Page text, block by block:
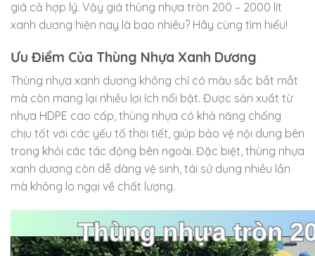
giá cả hợp lý. Vậy giá thùng nhựa tròn 200 – 2000 lít
xanh dương hiện nay là bao nhiêu? Hãy cùng tìm hiểu!
Ưu Điểm Của Thùng Nhựa Xanh Dương
Thùng nhựa xanh dương không chỉ có màu sắc bắt mắt
mà còn mang lại nhiều lợi ích nổi bật. Được sản xuất từ
nhựa HDPE cao cấp, thùng nhựa có khả năng chống
chịu tốt với các yếu tố thời tiết, giúp bảo vệ nội dung bên
trong khỏi các tác động bên ngoài. Đặc biệt, thùng nhựa
xanh dương còn dễ dàng vệ sinh, tái sử dụng nhiều lần
mà không lo ngại về chất lượng.